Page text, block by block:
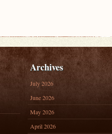
Archives
July 2026
June 2026
May 2026
April 2026